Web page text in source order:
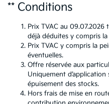
** Conditions
Prix TVAC au
déjà déduites y compris
Prix TVAC y compris la
éventuelles.
Offre réservée aux
Uniquement
épuisement des stocks.
Hors frais de mise en